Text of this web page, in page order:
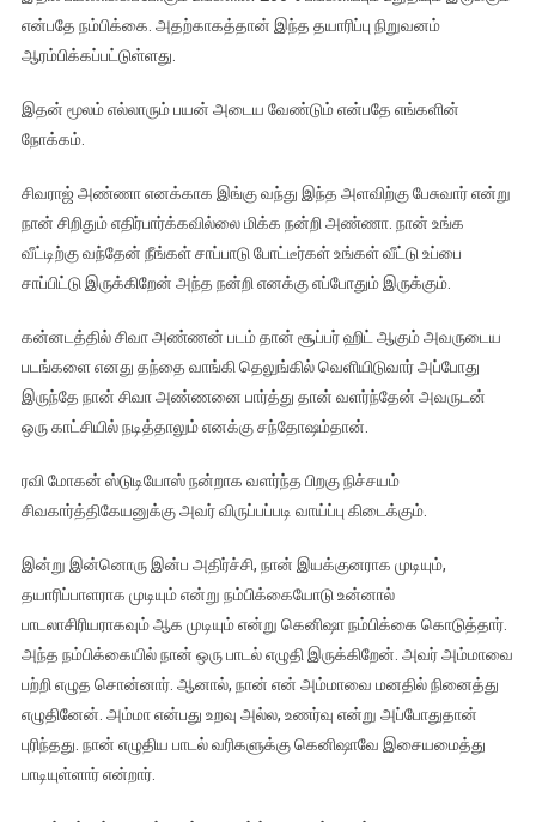
என்பதே நம்பிக்கை. அதற்காகத்தான் இந்த தயாரிப்பு நிறுவனம்
ஆரம்பிக்கப்பட்டுள்ளது.
இதன் மூலம் எல்லாரும் பயன் அடைய வேண்டும் என்பதே எங்களின்
நோக்கம்.
சிவராஜ் அண்ணா எனக்காக இங்கு வந்து இந்த அளவிற்கு பேசுவார் என்று
நான் சிறிதும் எதிர்பார்க்கவில்லை மிக்க நன்றி அண்ணா. நான் உங்க
வீட்டிற்கு வந்தேன் நீங்கள் சாப்பாடு போட்டீர்கள் உங்கள் வீட்டு உப்பை
சாப்பிட்டு இருக்கிறேன் அந்த நன்றி எனக்கு எப்போதும் இருக்கும்.
கன்னடத்தில் சிவா அண்ணன் படம் தான் சூப்பர் ஹிட் ஆகும் அவருடைய
படங்களை எனது தந்தை வாங்கி தெலுங்கில் வெளியிடுவார் அப்போது
இருந்தே நான் சிவா அண்ணனை பார்த்து தான் வளர்ந்தேன் அவருடன்
ஒரு காட்சியில் நடித்தாலும் எனக்கு சந்தோஷம்தான்.
ரவி மோகன் ஸ்டுடியோஸ் நன்றாக வளர்ந்த பிறகு நிச்சயம்
சிவகார்த்திகேயனுக்கு அவர் விருப்பப்படி வாய்ப்பு கிடைக்கும்.
இன்று இன்னொரு இன்ப அதிர்ச்சி, நான் இயக்குனராக முடியும்,
தயாரிப்பாளராக முடியும் என்று நம்பிக்கையோடு உன்னால்
பாடலாசிரியராகவும் ஆக முடியும் என்று கெனிஷா நம்பிக்கை கொடுத்தார்.
அந்த நம்பிக்கையில் நான் ஒரு பாடல் எழுதி இருக்கிறேன். அவர் அம்மாவை
பற்றி எழுத சொன்னார். ஆனால், நான் என் அம்மாவை மனதில் நினைத்து
எழுதினேன். அம்மா என்பது உறவு அல்ல, உணர்வு என்று அப்போதுதான்
புரிந்தது. நான் எழுதிய பாடல் வரிகளுக்கு கெனிஷாவே இசையமைத்து
பாடியுள்ளார் என்றார்.